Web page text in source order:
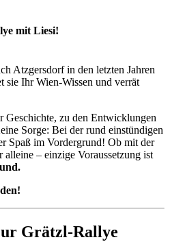
mit Liesi!
Atzgersdorf in den letzten Jahren
sie Ihr Wien-Wissen und verrät
Geschichte, zu den Entwicklungen
Sorge: Bei der rund einstündigen
Spaß im Vordergrund! Ob mit der
– einzige Voraussetzung ist
Grätzl-Rallye